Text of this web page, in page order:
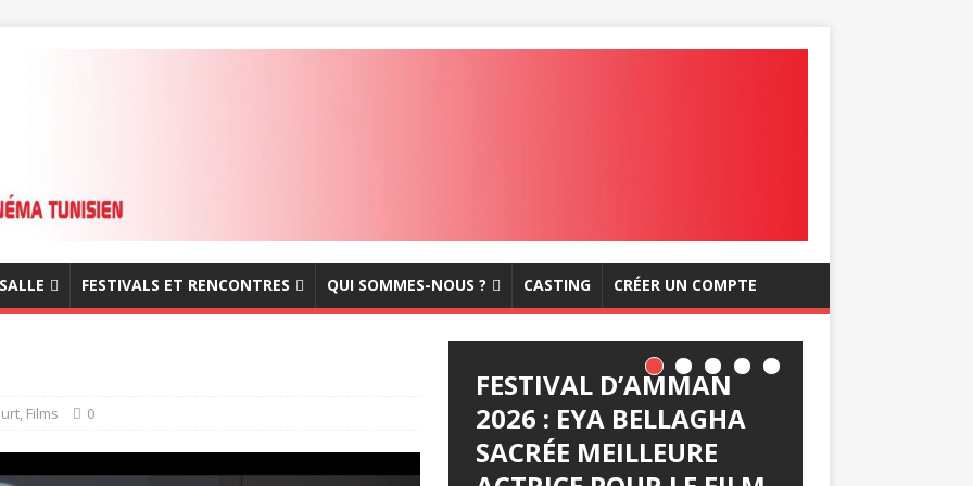
FESTIVALS ET RENCONTRES QUI SOMMES-NOUS ? CASTING CRÉER UN COMPTE
, Films 0
FESTIVAL D’AMMAN
2026 : EYA BELLAGHA
SACRÉE MEILLEURE